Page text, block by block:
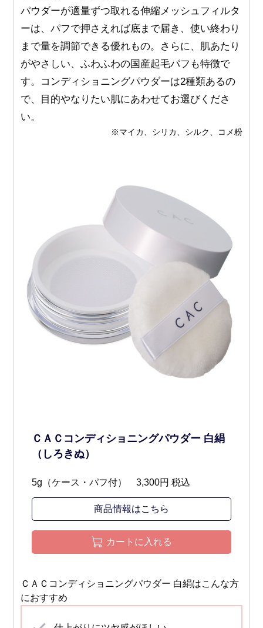
パウダーが適量ずつ取れる伸縮メッシュフィルタ
ーは、パフで押さえれば底まで届き、使い終わり
まで量を調節できる優れもの。さらに、肌あたり
がやさしい、ふわふわの国産起毛パフも特徴で
す。コンディショニングパウダーは2種類あるの
で、目的やなりたい肌にあわせてお選びくださ
い。
※マイカ、シリカ、シルク、コメ粉
ＣＡＣコンディショニングパウダー 白絹
（しろきぬ）
5g（ケース・パフ付） 3,300円 税込
商品情報はこちら
カートに入れる
ＣＡＣコンディショニングパウダー 白絹はこんな方
におすすめ